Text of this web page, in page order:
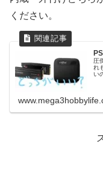
ください。
圧
れ
い